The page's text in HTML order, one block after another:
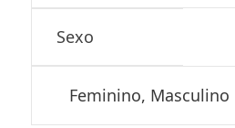
Sexo
Feminino, Masculino